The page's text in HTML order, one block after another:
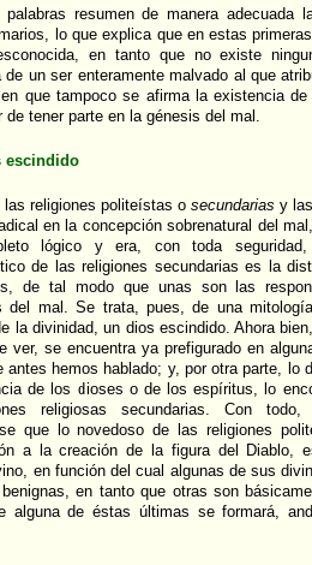
palabras resumen de manera adecuada
lo que explica que en estas
en tanto que no existe
de un ser enteramente malvado al que
que tampoco se afirma la existencia
de tener parte en la génesis del mal.
escindido
las religiones politeístas osecundarias y
en la concepción sobrenatural del
lógico y era, con toda
de las religiones secundarias es la
de tal modo que unas son las
del mal. Se trata, pues, de una
la divinidad, un dios escindido. Ahora
ver, se encuentra ya prefigurado en
antes hemos hablado; y, por otra parte, lo
de los dioses o de los espíritus, lo
religiosas secundarias. Con
que lo novedoso de las religiones
a la creación de la figura del Diablo,
en función del cual algunas de sus
en tanto que otras son
alguna de éstas últimas se formará,